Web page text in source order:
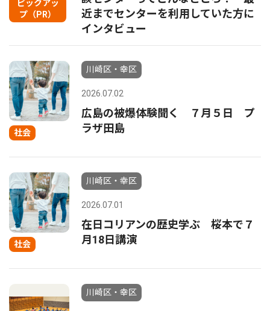
ピックアッ
プ（PR）
近までセンターを利用していた方に
インタビュー
社会
川崎区・幸区
2026.07.02
広島の被爆体験聞く ７月５日 プ
ラザ田島
社会
川崎区・幸区
2026.07.01
在日コリアンの歴史学ぶ 桜本で７
月18日講演
川崎区・幸区